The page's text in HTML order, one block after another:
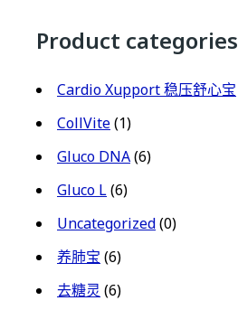
Product categories
Cardio Xupport 稳压舒心宝
CollVite(1)
Gluco DNA(6)
Gluco L(6)
Uncategorized(0)
养肺宝 (6)
去糖灵(6)